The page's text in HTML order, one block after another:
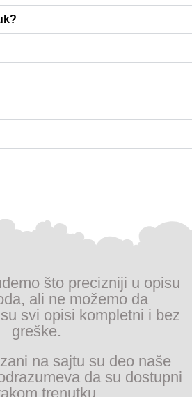
što precizniji u opisu
ali ne možemo da
svi opisi kompletni i bez
greške.
na sajtu su deo naše
da su dostupni
trenutku.